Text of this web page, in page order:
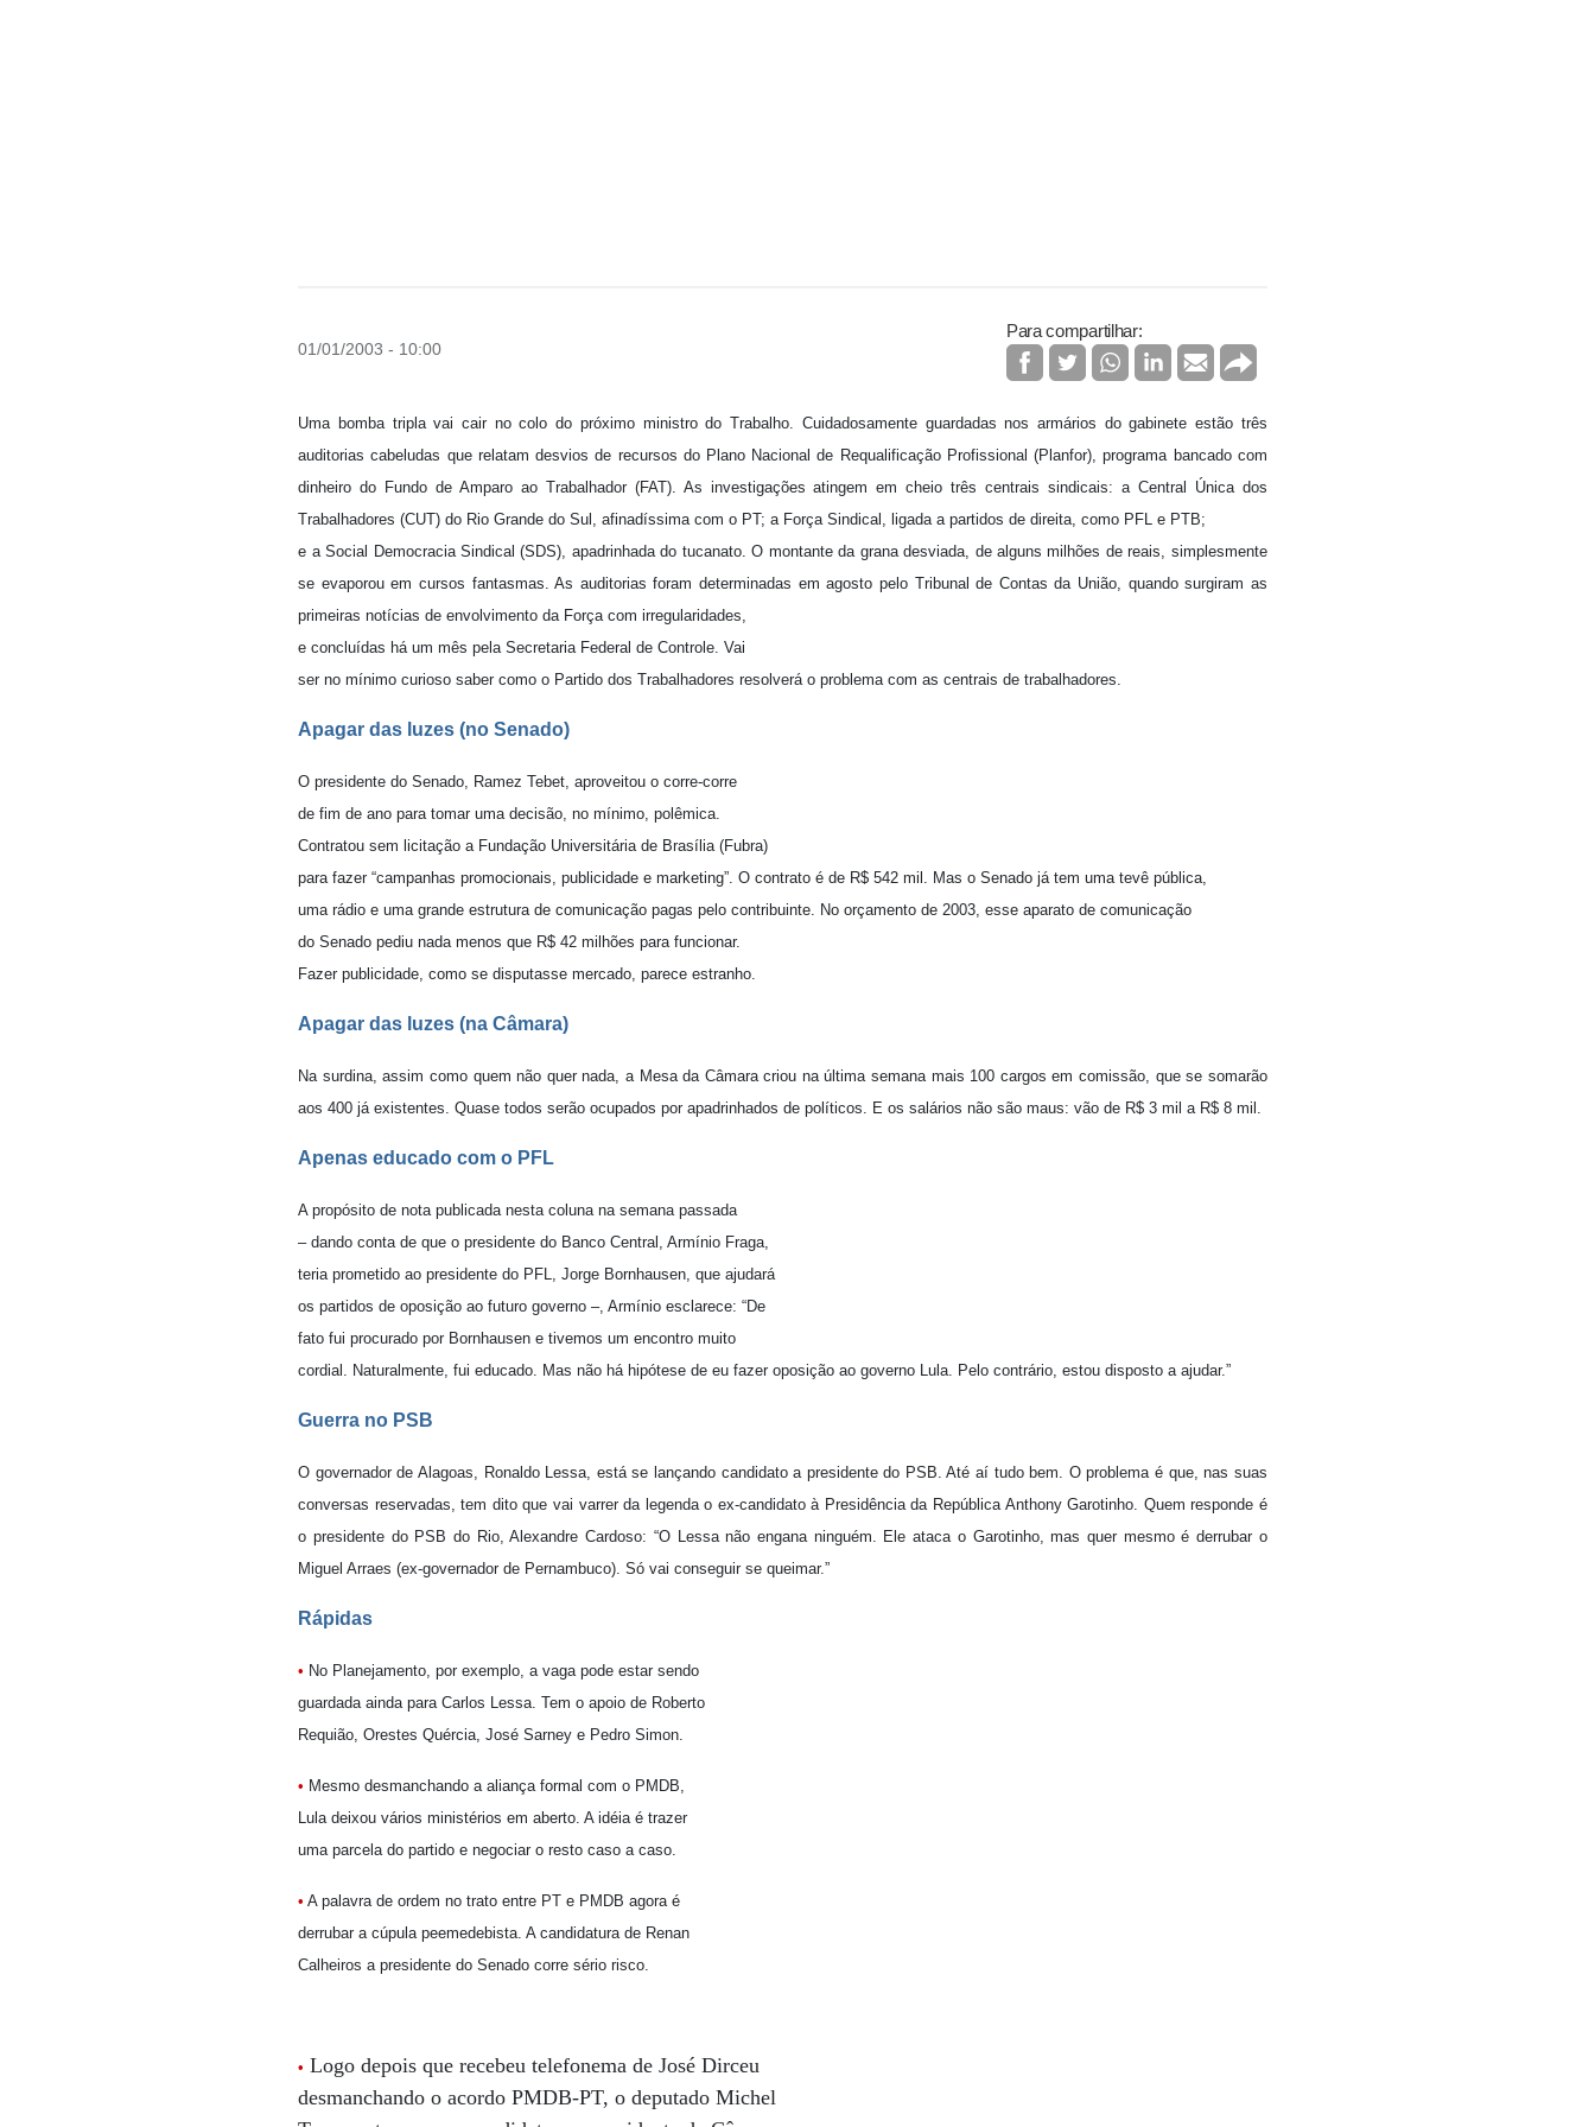
01/01/2003 - 10:00
Para compartilhar:
Uma bomba tripla vai cair no colo do próximo ministro do Trabalho. Cuidadosamente guardadas nos armários do gabinete estão três
auditorias cabeludas que relatam desvios de recursos do Plano Nacional de Requalificação Profissional (Planfor), programa bancado com
dinheiro do Fundo de Amparo ao Trabalhador (FAT). As investigações atingem em cheio três centrais sindicais: a Central Única dos
Trabalhadores (CUT) do Rio Grande do Sul, afinadíssima com o PT; a Força Sindical, ligada a partidos de direita, como PFL e PTB;
e a Social Democracia Sindical (SDS), apadrinhada do tucanato. O montante da grana desviada, de alguns milhões de reais, simplesmente
se evaporou em cursos fantasmas. As auditorias foram determinadas em agosto pelo Tribunal de Contas da União, quando surgiram as
primeiras notícias de envolvimento da Força com irregularidades,
e concluídas há um mês pela Secretaria Federal de Controle. Vai
ser no mínimo curioso saber como o Partido dos Trabalhadores resolverá o problema com as centrais de trabalhadores.
Apagar das luzes (no Senado)
O presidente do Senado, Ramez Tebet, aproveitou o corre-corre
de fim de ano para tomar uma decisão, no mínimo, polêmica.
Contratou sem licitação a Fundação Universitária de Brasília (Fubra)
para fazer “campanhas promocionais, publicidade e marketing”. O contrato é de R$ 542 mil. Mas o Senado já tem uma tevê pública,
uma rádio e uma grande estrutura de comunicação pagas pelo contribuinte. No orçamento de 2003, esse aparato de comunicação
do Senado pediu nada menos que R$ 42 milhões para funcionar.
Fazer publicidade, como se disputasse mercado, parece estranho.
Apagar das luzes (na Câmara)
Na surdina, assim como quem não quer nada, a Mesa da Câmara criou na última semana mais 100 cargos em comissão, que se somarão
aos 400 já existentes. Quase todos serão ocupados por apadrinhados de políticos. E os salários não são maus: vão de R$ 3 mil a R$ 8 mil.
Apenas educado com o PFL
A propósito de nota publicada nesta coluna na semana passada
– dando conta de que o presidente do Banco Central, Armínio Fraga,
teria prometido ao presidente do PFL, Jorge Bornhausen, que ajudará
os partidos de oposição ao futuro governo –, Armínio esclarece: “De
fato fui procurado por Bornhausen e tivemos um encontro muito
cordial. Naturalmente, fui educado. Mas não há hipótese de eu fazer oposição ao governo Lula. Pelo contrário, estou disposto a ajudar.”
Guerra no PSB
O governador de Alagoas, Ronaldo Lessa, está se lançando candidato a presidente do PSB. Até aí tudo bem. O problema é que, nas suas
conversas reservadas, tem dito que vai varrer da legenda o ex-candidato à Presidência da República Anthony Garotinho. Quem responde é
o presidente do PSB do Rio, Alexandre Cardoso: “O Lessa não engana ninguém. Ele ataca o Garotinho, mas quer mesmo é derrubar o
Miguel Arraes (ex-governador de Pernambuco). Só vai conseguir se queimar.”
Rápidas
• No Planejamento, por exemplo, a vaga pode estar sendo
guardada ainda para Carlos Lessa. Tem o apoio de Roberto
Requião, Orestes Quércia, José Sarney e Pedro Simon.
• Mesmo desmanchando a aliança formal com o PMDB,
Lula deixou vários ministérios em aberto. A idéia é trazer
uma parcela do partido e negociar o resto caso a caso.
• A palavra de ordem no trato entre PT e PMDB agora é
derrubar a cúpula peemedebista. A candidatura de Renan
Calheiros a presidente do Senado corre sério risco.
• Logo depois que recebeu telefonema de José Dirceu
desmanchando o acordo PMDB-PT, o deputado Michel